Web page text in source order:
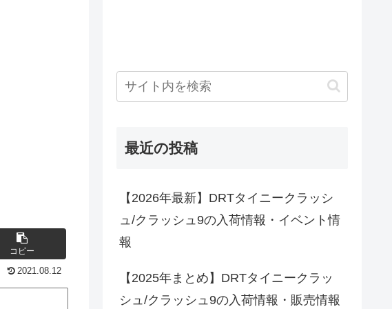
コピー
2021.08.12
最近の投稿
【2026年最新】DRTタイニークラッシ
ュ/クラッシュ9の入荷情報・イベント情
報
【2025年まとめ】DRTタイニークラッ
シュ/クラッシュ9の入荷情報・販売情報